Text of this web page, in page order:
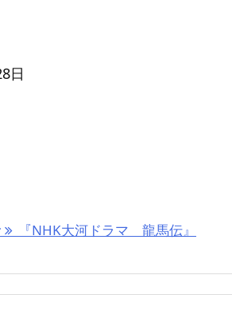
日
『NHK大河ドラマ 龍馬伝』